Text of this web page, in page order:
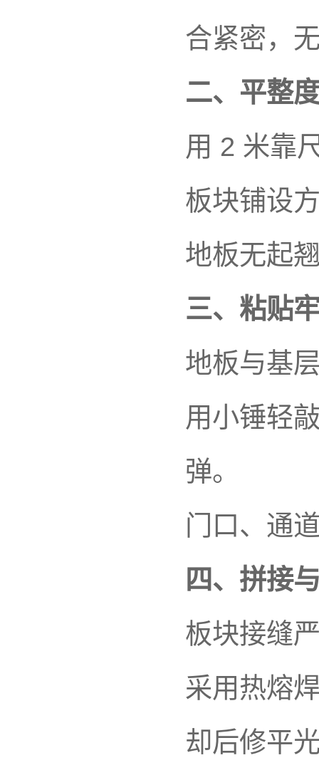
合紧密，
二、平整
用 2 米靠
板块铺设
地板无起
三、粘贴
地板与基
用小锤轻
弹。
门口、通
四、拼接
板块接缝
采用热熔
却后修平